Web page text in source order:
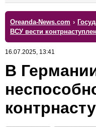
Oreanda-News.com ›
ВСУ вести
16.07.2025, 13:41
В